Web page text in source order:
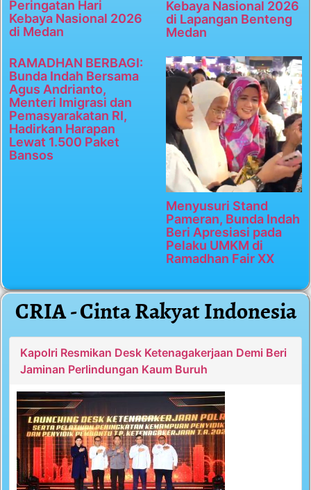
Peringatan Hari
Kebaya Nasional 2026
di Medan
Kebaya Nasional 2026
di Lapangan Benteng
Medan
RAMADHAN BERBAGI:
Bunda Indah Bersama
Agus Andrianto,
Menteri Imigrasi dan
Pemasyarakatan RI,
Hadirkan Harapan
Lewat 1.500 Paket
Bansos
Menyusuri Stand
Pameran, Bunda Indah
Beri Apresiasi pada
Pelaku UMKM di
Ramadhan Fair XX
CRIA - Cinta Rakyat Indonesia
Kapolri Resmikan Desk Ketenagakerjaan Demi Beri
Jaminan Perlindungan Kaum Buruh